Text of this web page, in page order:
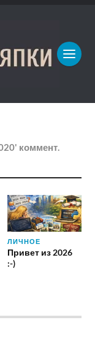
коммент.
ЛИЧНОЕ
Привет из 2026
:-)